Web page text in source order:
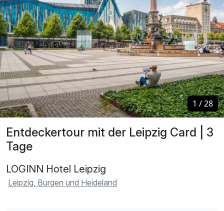
Entdeckertour mit der Leipzig Card | 3
Tage
LOGINN Hotel Leipzig
Leipzig, Burgen und Heideland
1 /28
1 /28